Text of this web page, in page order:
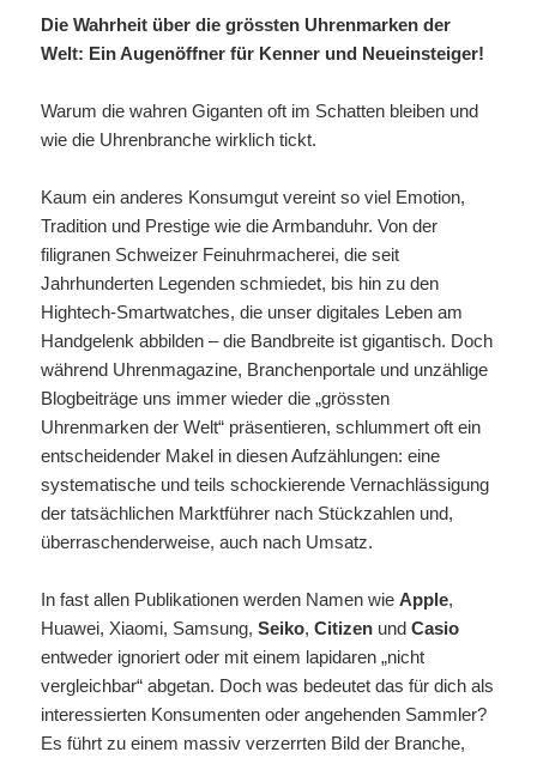
Die Wahrheit über die grössten Uhrenmarken der
Welt: Ein Augenöffner für Kenner und Neueinsteiger!
Warum die wahren Giganten oft im Schatten bleiben und
wie die Uhrenbranche wirklich tickt.
Kaum ein anderes Konsumgut vereint so viel Emotion,
Tradition und Prestige wie die Armbanduhr. Von der
filigranen Schweizer Feinuhrmacherei, die seit
Jahrhunderten Legenden schmiedet, bis hin zu den
Hightech-Smartwatches, die unser digitales Leben am
Handgelenk abbilden – die Bandbreite ist gigantisch. Doch
während Uhrenmagazine, Branchenportale und unzählige
Blogbeiträge uns immer wieder die „grössten
Uhrenmarken der Welt“ präsentieren, schlummert oft ein
entscheidender Makel in diesen Aufzählungen: eine
systematische und teils schockierende Vernachlässigung
der tatsächlichen Marktführer nach Stückzahlen und,
überraschenderweise, auch nach Umsatz.
In fast allen Publikationen werden Namen wieApple,
Huawei, Xiaomi, Samsung,Seiko,Citizen undCasio
entweder ignoriert oder mit einem lapidaren „nicht
vergleichbar“ abgetan. Doch was bedeutet das für dich als
interessierten Konsumenten oder angehenden Sammler?
Es führt zu einem massiv verzerrten Bild der Branche,